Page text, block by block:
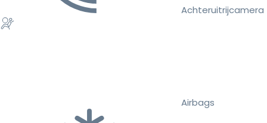
Achteruitrijcamera
Airbags